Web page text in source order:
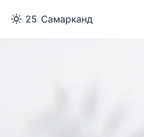
25 Самарканд